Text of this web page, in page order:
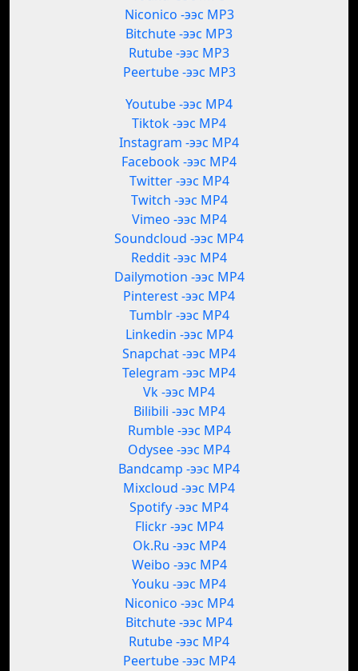
Niconico -ээс MP3
Bitchute -ээс MP3
Rutube -ээс MP3
Peertube -ээс MP3
Youtube -ээс MP4
Tiktok -ээс MP4
Instagram -ээс MP4
Facebook -ээс MP4
Twitter -ээс MP4
Twitch -ээс MP4
Vimeo -ээс MP4
Soundcloud -ээс MP4
Reddit -ээс MP4
Dailymotion -ээс MP4
Pinterest -ээс MP4
Tumblr -ээс MP4
Linkedin -ээс MP4
Snapchat -ээс MP4
Telegram -ээс MP4
Vk -ээс MP4
Bilibili -ээс MP4
Rumble -ээс MP4
Odysee -ээс MP4
Bandcamp -ээс MP4
Mixcloud -ээс MP4
Spotify -ээс MP4
Flickr -ээс MP4
Ok.Ru -ээс MP4
Weibo -ээс MP4
Youku -ээс MP4
Niconico -ээс MP4
Bitchute -ээс MP4
Rutube -ээс MP4
Peertube -ээс MP4